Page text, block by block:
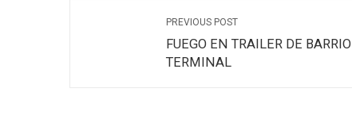
PREVIOUS POST
FUEGO EN TRAILER DE BARRIO
TERMINAL